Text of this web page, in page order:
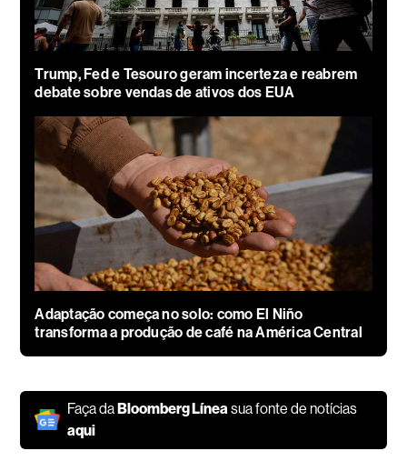
Trump, Fed e Tesouro geram incerteza e reabrem
debate sobre vendas de ativos dos EUA
Adaptação começa no solo: como El Niño
transforma a produção de café na América Central
Faça daBloomberg Línea sua fonte de notícias
aqui